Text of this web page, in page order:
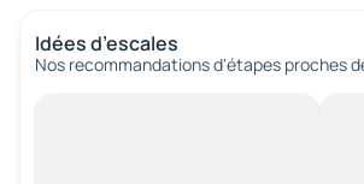
Idées d’escales
Nos recommandations d'étapes proches